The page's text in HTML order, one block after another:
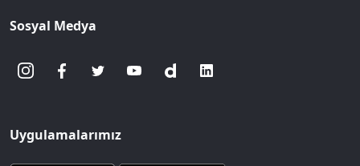
Sosyal Medya
Uygulamalarımız